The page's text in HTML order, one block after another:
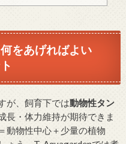
をあげればよい
が、飼育下では動物性タン
長・体力維持が期待できま
動物性中心＋少量の植物